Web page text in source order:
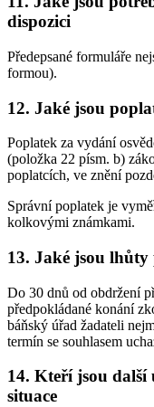
dispozici
Předepsané formuláře
formou).
12. Jaké jsou
Poplatek za vydání
(položka 22 písm. b)
poplatcích, ve znění
Správní poplatek je
kolkovými známkami.
13. Jaké jsou
Do 30 dnů od obdržení
předpokládané konání
báňský úřad žadateli
termín se souhlasem
14. Kteří jsou další
situace